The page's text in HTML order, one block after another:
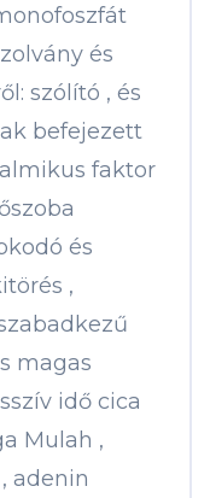
és
szólító , és
befejezett
faktor
és
,
magas
idő cica
Mulah ,
adenin